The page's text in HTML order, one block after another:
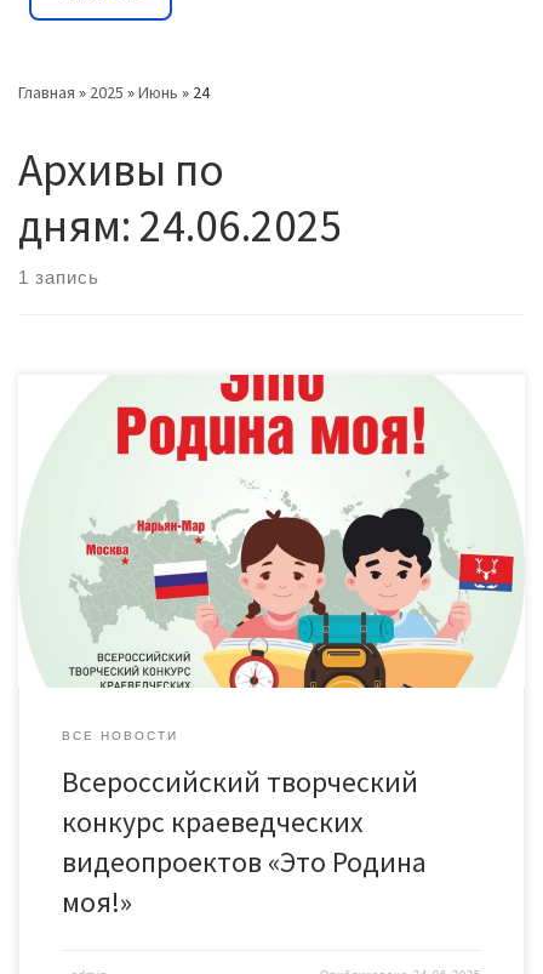
Главная » 2025 »Июнь » 24
Архивы по
дням: 24.06.2025
1 запись
Союз российских городов, Автономная некоммерческая
организация дополнительного образования «Друзья
Заполярья» и Администрация города Нарьян-Мара запускает
всероссийский образовательный проект «Это Родина моя!»,
посвященный 80-летию Победы в Великой Отечественной
войне, в том числе 90-летию со дня образования города
Нарьян-Мара и 75-летию со дня рождения Александра
Григорьевича Озерова, идейного вдохновителя и
руководителя Всероссийского […]
ВСЕ НОВОСТИ
Всероссийский творческий
конкурс краеведческих
видеопроектов «Это Родина
моя!»